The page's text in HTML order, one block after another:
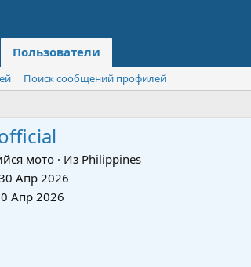
Пользователи
Поиск сообщений профилей
мото · Из Philippines
Апр 2026
Апр 2026